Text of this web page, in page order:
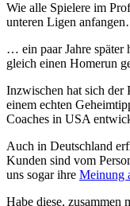
Wie alle Spielere im
unteren Ligen
… ein paar Jahre später
gleich einen Homerun
Inzwischen hat sich der
einem echten
Coaches in USA
Auch in Deutschland
Kunden sind vom
uns sogar ihre Meinung
Habe diese, zusammen